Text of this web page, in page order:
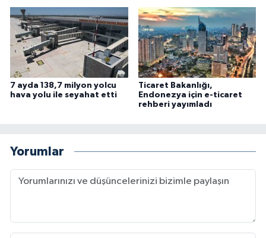
7 ayda 138,7 milyon yolcu
hava yolu ile seyahat etti
Ticaret Bakanlığı,
Endonezya için e-ticaret
rehberi yayımladı
Yorumlar